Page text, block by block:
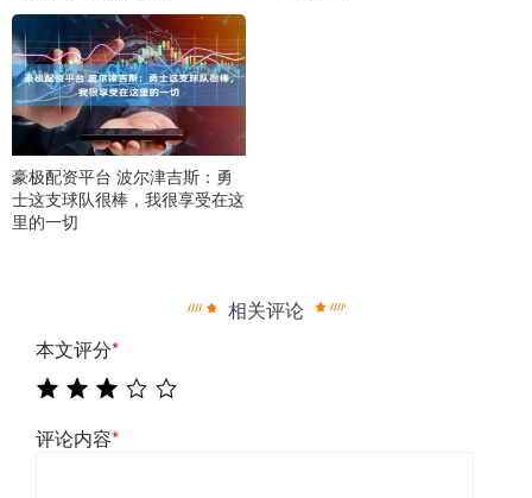
豪极配资平台 波尔津吉斯：勇
士这支球队很棒，我很享受在这
里的一切
相关评论
本文评分*
评论内容*